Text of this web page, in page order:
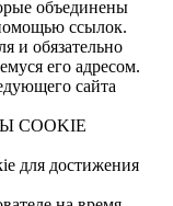
объединены
ссылок.
и обязательно
его адресом.
сайта
COOKIE
для достижения